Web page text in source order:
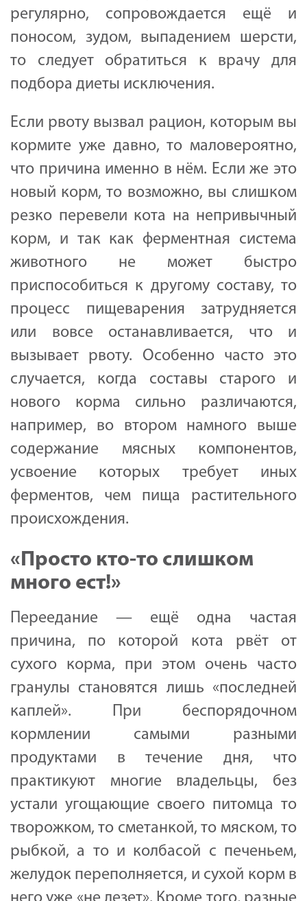
регулярно, сопровождается ещё и
поносом, зудом, выпадением шерсти,
то следует обратиться к врачу для
подбора диеты исключения.
Если рвоту вызвал рацион, которым вы
кормите уже давно, то маловероятно,
что причина именно в нём. Если же это
новый корм, то возможно, вы слишком
резко перевели кота на непривычный
корм, и так как ферментная система
животного не может быстро
приспособиться к другому составу, то
процесс пищеварения затрудняется
или вовсе останавливается, что и
вызывает рвоту. Особенно часто это
случается, когда составы старого и
нового корма сильно различаются,
например, во втором намного выше
содержание мясных компонентов,
усвоение которых требует иных
ферментов, чем пища растительного
происхождения.
«Просто кто-то слишком
много ест!»
Переедание — ещё одна частая
причина, по которой кота рвёт от
сухого корма, при этом очень часто
гранулы становятся лишь «последней
каплей». При беспорядочном
кормлении самыми разными
продуктами в течение дня, что
практикуют многие владельцы, без
устали угощающие своего питомца то
творожком, то сметанкой, то мяском, то
рыбкой, а то и колбасой с печеньем,
желудок переполняется, и сухой корм в